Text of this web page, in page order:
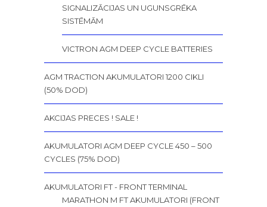
SIGNALIZĀCIJAS UN UGUNSGRĒKA
SISTĒMĀM
VICTRON AGM DEEP CYCLE BATTERIES
AGM TRACTION AKUMULATORI 1200 CIKLI
(50% DOD)
AKCIJAS PRECES ! SALE !
AKUMULATORI AGM DEEP CYCLE 450 – 500
CYCLES (75% DOD)
AKUMULATORI FT - FRONT TERMINAL
MARATHON M FT AKUMULATORI (FRONT